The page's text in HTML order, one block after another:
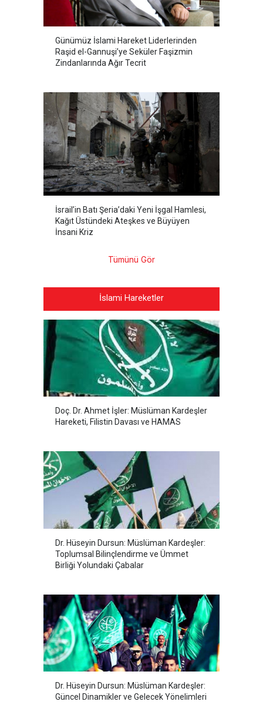
Günümüz İslami Hareket Liderlerinden
Raşid el-Gannuşi’ye Seküler Faşizmin
Zindanlarında Ağır Tecrit
İsrail’in Batı Şeria’daki Yeni İşgal Hamlesi,
Kağıt Üstündeki Ateşkes ve Büyüyen
İnsani Kriz
Tümünü Gör
İslami Hareketler
Doç. Dr. Ahmet İşler: Müslüman Kardeşler
Hareketi, Filistin Davası ve HAMAS
Dr. Hüseyin Dursun: Müslüman Kardeşler:
Toplumsal Bilinçlendirme ve Ümmet
Birliği Yolundaki Çabalar
Dr. Hüseyin Dursun: Müslüman Kardeşler:
Güncel Dinamikler ve Gelecek Yönelimleri